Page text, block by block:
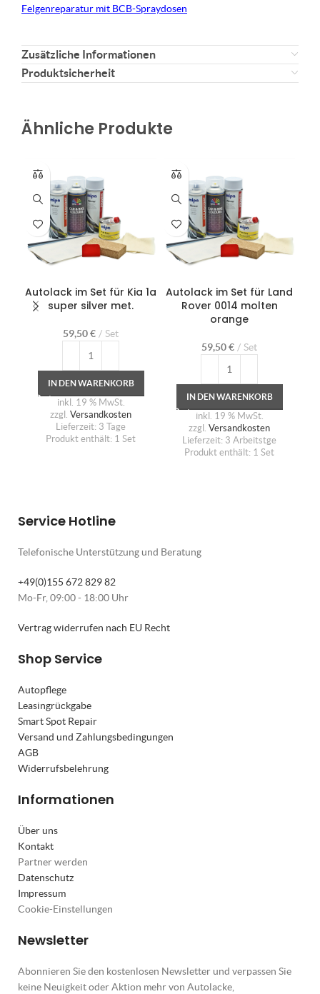
Felgenreparatur mit BCB-Spraydosen
Zusätzliche Informationen
Produktsicherheit
Ähnliche Produkte
Autolack im Set für Kia 1a
super silver met.
59,50€ Set
IN DEN WARENKORB
inkl. 19 % MwSt.
zzgl. Versandkosten
Lieferzeit: 3 Tage
Produkt enthält: 1 Set
Autolack im Set für Land
Rover 0014 molten
orange
59,50€ Set
IN DEN WARENKORB
inkl. 19 % MwSt.
zzgl. Versandkosten
Lieferzeit: 3 Arbeitstge
Produkt enthält: 1 Set
Service Hotline
Telefonische Unterstützung und Beratung
+49(0)155 672 829 82
Mo-Fr, 09:00 - 18:00 Uhr
Vertrag widerrufen nach EU Recht
Shop Service
Autopflege
Leasingrückgabe
Smart Spot Repair
Versand und Zahlungsbedingungen
AGB
Widerrufsbelehrung
Informationen
Über uns
Kontakt
Partner werden
Datenschutz
Impressum
Cookie-Einstellungen
Newsletter
Abonnieren Sie den kostenlosen Newsletter und verpassen Sie
keine Neuigkeit oder Aktion mehr von Autolacke,